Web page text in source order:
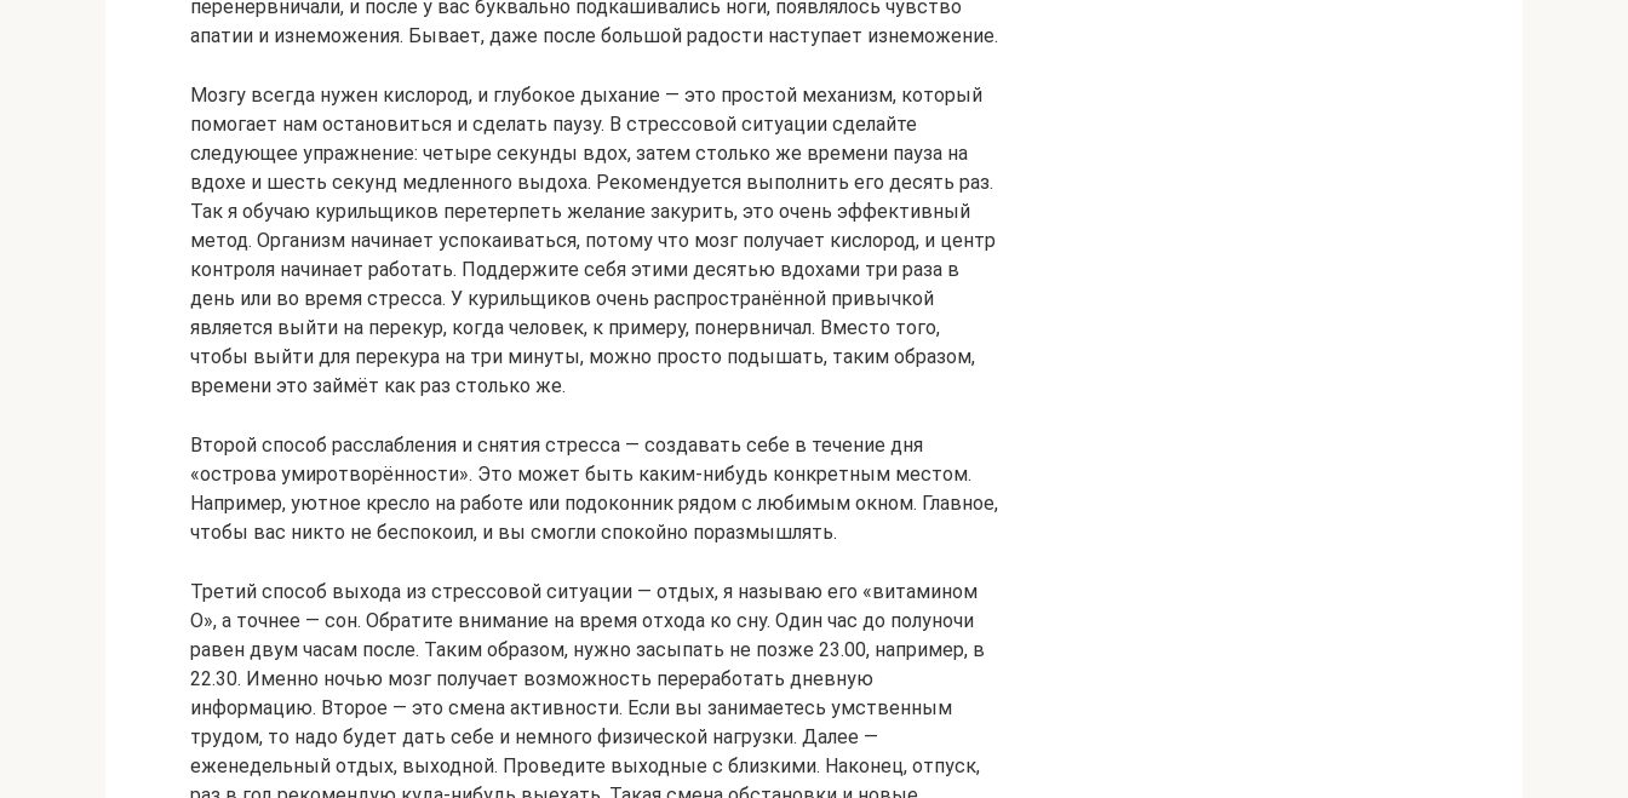
перенервничали, и после у вас буквально подкашивались ноги, появлялось чувство
апатии и изнеможения. Бывает, даже после большой радости наступает изнеможение.
Мозгу всегда нужен кислород, и глубокое дыхание — это простой механизм, который
помогает нам остановиться и сделать паузу. В стрессовой ситуации сделайте
следующее упражнение: четыре секунды вдох, затем столько же времени пауза на
вдохе и шесть секунд медленного выдоха. Рекомендуется выполнить его десять раз.
Так я обучаю курильщиков перетерпеть желание закурить, это очень эффективный
метод. Организм начинает успокаиваться, потому что мозг получает кислород, и центр
контроля начинает работать. Поддержите себя этими десятью вдохами три раза в
день или во время стресса. У курильщиков очень распространённой привычкой
является выйти на перекур, когда человек, к примеру, понервничал. Вместо того,
чтобы выйти для перекура на три минуты, можно просто подышать, таким образом,
времени это займёт как раз столько же.
Второй способ расслабления и снятия стресса — создавать себе в течение дня
«острова умиротворённости». Это может быть каким-нибудь конкретным местом.
Например, уютное кресло на работе или подоконник рядом с любимым окном. Главное,
чтобы вас никто не беспокоил, и вы смогли спокойно поразмышлять.
Третий способ выхода из стрессовой ситуации — отдых, я называю его «витамином
О», а точнее — сон. Обратите внимание на время отхода ко сну. Один час до полуночи
равен двум часам после. Таким образом, нужно засыпать не позже 23.00, например, в
22.30. Именно ночью мозг получает возможность переработать дневную
информацию. Второе — это смена активности. Если вы занимаетесь умственным
трудом, то надо будет дать себе и немного физической нагрузки. Далее —
еженедельный отдых, выходной. Проведите выходные с близкими. Наконец, отпуск,